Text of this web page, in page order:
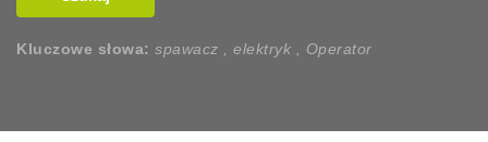
Kluczowe słowa: spawacz , elektryk , Operator